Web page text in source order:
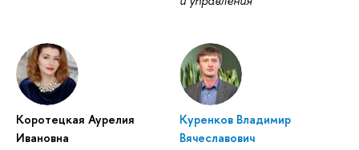
Коротецкая Аурелия
Ивановна
Куренков Владимир
Вячеславович